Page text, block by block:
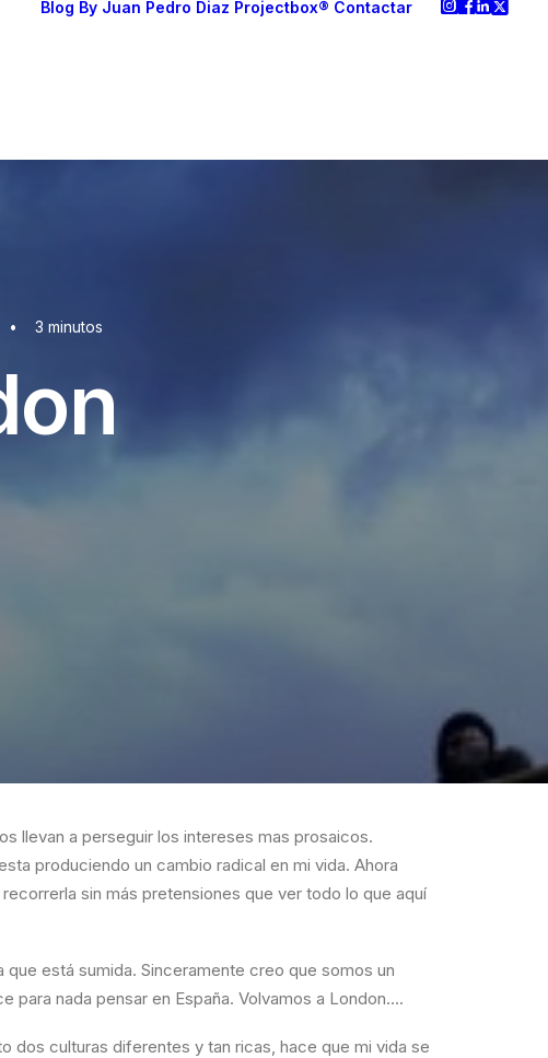
Blog By Juan Pedro Diaz Projectbox® Contactar
• 3 minutos
llevan a perseguir los intereses mas prosaicos.
produciendo un cambio radical en mi vida. Ahora
sin más pretensiones que ver todo lo que aquí
está sumida. Sinceramente creo que somos un
para nada pensar en España. Volvamos a London….
dos culturas diferentes y tan ricas, hace que mi vida se